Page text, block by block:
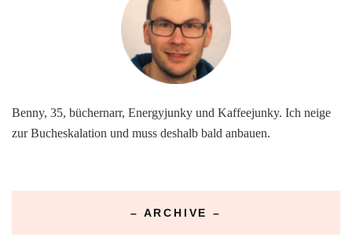
Benny, 35, büchernarr, Energyjunky und Kaffeejunky. Ich neige
zur Bucheskalation und muss deshalb bald anbauen.
– ARCHIVE –